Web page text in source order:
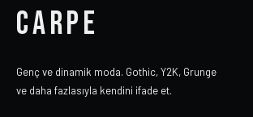
CARPE
Genç ve dinamik moda. Gothic, Y2K, Grunge
ve daha fazlasıyla kendini ifade et.